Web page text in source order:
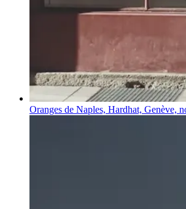
Oranges de Naples, Hardhat, Genève,